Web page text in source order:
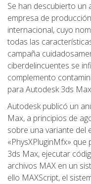
Se han descubierto un
empresa de
internacional, cuyo
todas las
campaña
ciberdelincuentes se
complemento
para Autodesk 3ds
Autodesk publicó un
Max, a principios de
sobre una variante del
«PhysXPluginMfx»
3ds Max, ejecutar
archivos MAX en un
ello MAXScript, el